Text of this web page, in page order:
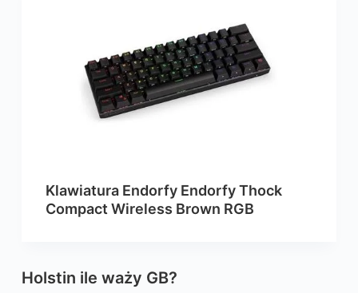
Klawiatura Endorfy Endorfy Thock
Compact Wireless Brown RGB
Holstin ile waży GB?